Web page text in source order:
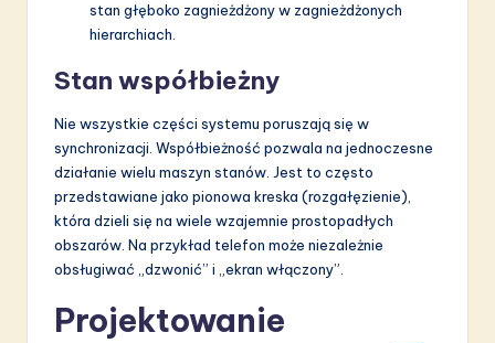
stan głęboko zagnieżdżony w zagnieżdżonych
hierarchiach.
Stan współbieżny
Nie wszystkie części systemu poruszają się w
synchronizacji. Współbieżność pozwala na jednoczesne
działanie wielu maszyn stanów. Jest to często
przedstawiane jako pionowa kreska (rozgałęzienie),
która dzieli się na wiele wzajemnie prostopadłych
obszarów. Na przykład telefon może niezależnie
obsługiwać „dzwonić” i „ekran włączony”.
Projektowanie